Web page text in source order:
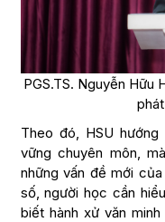
PGS.TS. Nguyễn Hữu
Theo đó, HSU
vững chuyên môn,
những vấn đề mới
số, người học cần
biết hành xử văn